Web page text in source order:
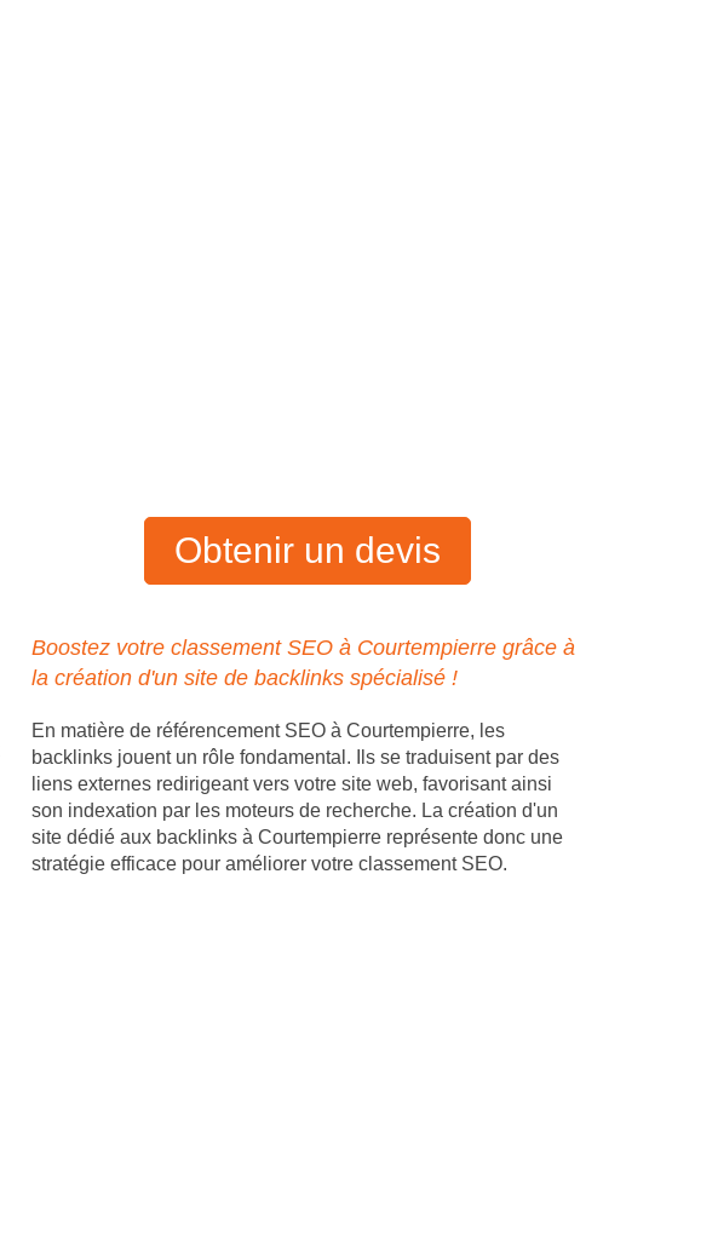
Obtenir un devis
Boostez votre classement SEO à Courtempierre grâce à
la création d'un site de backlinks spécialisé !
En matière de référencement SEO à Courtempierre, les
backlinks jouent un rôle fondamental. Ils se traduisent par des
liens externes redirigeant vers votre site web, favorisant ainsi
son indexation par les moteurs de recherche. La création d'un
site dédié aux backlinks à Courtempierre représente donc une
stratégie efficace pour améliorer votre classement SEO.